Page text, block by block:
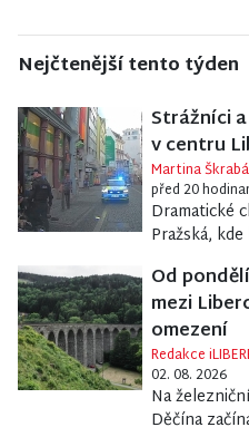
Nejčtenější tento týden
Strážníci
v centru
Martina
před 20
Dramatické
Pražská,
Od
mezi
omezení
Redakce
02. 08. 2026
Na
Děčína